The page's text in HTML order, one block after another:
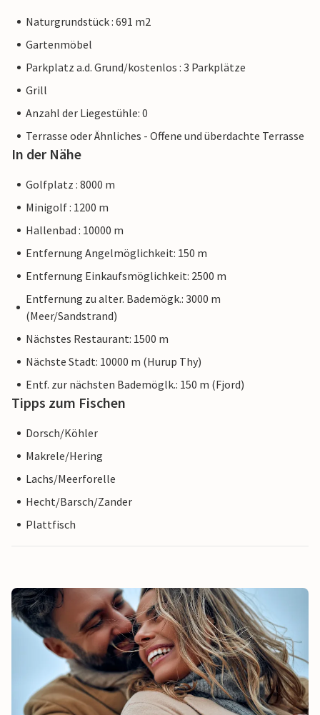
Naturgrundstück : 691 m2
Gartenmöbel
Parkplatz a.d. Grund/kostenlos : 3 Parkplätze
Grill
Anzahl der Liegestühle: 0
Terrasse oder Ähnliches - Offene und überdachte Terrasse
In der Nähe
Golfplatz : 8000 m
Minigolf : 1200 m
Hallenbad : 10000 m
Entfernung Angelmöglichkeit: 150 m
Entfernung Einkaufsmöglichkeit: 2500 m
Entfernung zu alter. Bademögk.: 3000 m
(Meer/Sandstrand)
Nächstes Restaurant: 1500 m
Nächste Stadt: 10000 m (Hurup Thy)
Entf. zur nächsten Bademöglk.: 150 m (Fjord)
Tipps zum Fischen
Dorsch/Köhler
Makrele/Hering
Lachs/Meerforelle
Hecht/Barsch/Zander
Plattfisch